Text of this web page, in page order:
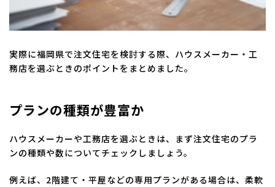
実際に福岡県で注文住宅を検討する際、ハウスメーカー・工
務店を選ぶときのポイントをまとめました。
プランの種類が豊富か
ハウスメーカーや工務店を選ぶときは、まず注文住宅のプラ
ンの種類や数についてチェックしましょう。
例えば、2階建て・平屋などの専用プランがある場合は、柔軟